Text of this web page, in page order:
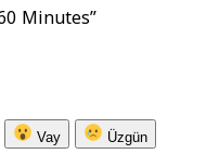
Minutes”
Vay Üzgün